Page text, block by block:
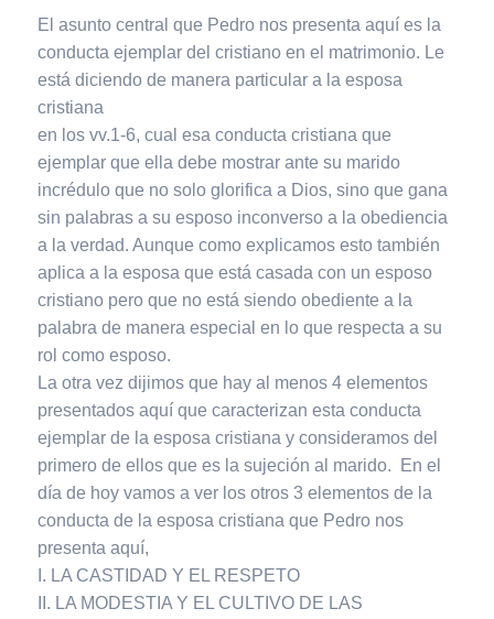
El asunto central que Pedro nos presenta aquí es la
conducta ejemplar del cristiano en el matrimonio. Le
está diciendo de manera particular a la esposa
cristiana
en los vv.1-6, cual esa conducta cristiana que
ejemplar que ella debe mostrar ante su marido
incrédulo que no solo glorifica a Dios, sino que gana
sin palabras a su esposo inconverso a la obediencia
a la verdad. Aunque como explicamos esto también
aplica a la esposa que está casada con un esposo
cristiano pero que no está siendo obediente a la
palabra de manera especial en lo que respecta a su
rol como esposo.
La otra vez dijimos que hay al menos 4 elementos
presentados aquí que caracterizan esta conducta
ejemplar de la esposa cristiana y consideramos del
primero de ellos que es la sujeción al marido. En el
día de hoy vamos a ver los otros 3 elementos de la
conducta de la esposa cristiana que Pedro nos
presenta aquí,
I. LA CASTIDAD Y EL RESPETO
II. LA MODESTIA Y EL CULTIVO DE LAS